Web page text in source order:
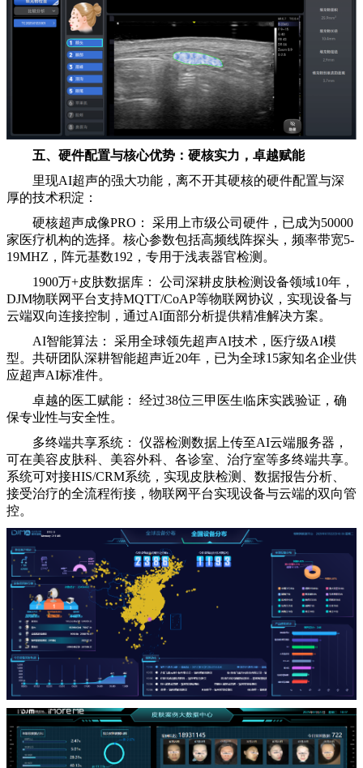
五、硬件配置与核心优势：硬核实力，卓越赋能
里现AI超声的强大功能，离不开其硬核的硬件配置与深
厚的技术积淀：
硬核超声成像PRO： 采用上市级公司硬件，已成为50000
家医疗机构的选择。核心参数包括高频线阵探头，频率带宽5-
19MHZ，阵元基数192，专用于浅表器官检测。
1900万+皮肤数据库： 公司深耕皮肤检测设备领域10年，
DJM物联网平台支持MQTT/CoAP等物联网协议，实现设备与
云端双向连接控制，通过AI面部分析提供精准解决方案。
AI智能算法： 采用全球领先超声AI技术，医疗级AI模
型。共研团队深耕智能超声近20年，已为全球15家知名企业供
应超声AI标准件。
卓越的医工赋能： 经过38位三甲医生临床实践验证，确
保专业性与安全性。
多终端共享系统： 仪器检测数据上传至AI云端服务器，
可在美容皮肤科、美容外科、各诊室、治疗室等多终端共享。
系统可对接HIS/CRM系统，实现皮肤检测、数据报告分析、
接受治疗的全流程衔接，物联网平台实现设备与云端的双向管
控。